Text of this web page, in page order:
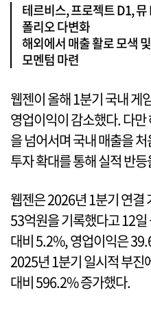
테르비스, 프로젝트 D1,
폴리오 다변화
해외에서 매출 활로 모색
모멘텀 마련
웹젠이 올해 1분기 국내 게
영업이익이 감소했다. 다
을 넘어서며 국내 매출을
투자 확대를 통해 실적 반
웹젠은 2026년 1분기 연결
53억원을 기록했다고 12
대비 5.2%, 영업이익은
2025년 1분기 일시적 부진
대비 596.2% 증가했다.